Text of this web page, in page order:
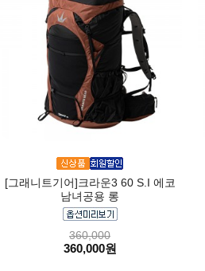
[그래니트기어]크라운3 60 S.I 에코
남녀공용 롱
360,000
360,000원